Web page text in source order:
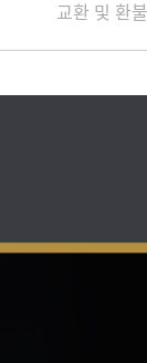
교환 및 환